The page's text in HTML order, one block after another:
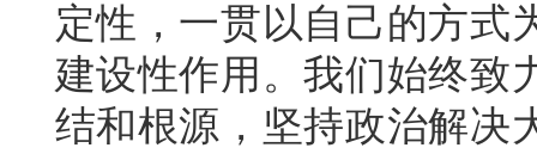
定性，一贯以自己的方式
建设性作用。我们始终致
结和根源，坚持政治解决